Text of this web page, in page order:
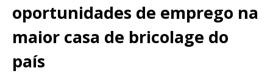
oportunidades de emprego na
maior casa de bricolage do
país